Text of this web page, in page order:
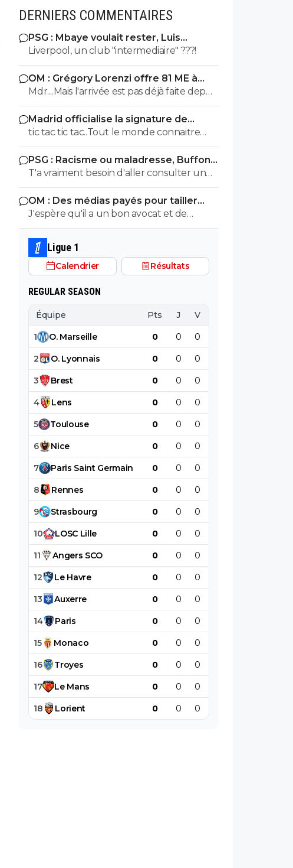
DERNIERS COMMENTAIRES
PSG : Mbaye voulait rester, Luis
Enrique l'a convaincu
Liverpool, un club "intermediaire" ???!
OM : Grégory Lorenzi offre 81 ME à
Frank McCourt
Mdr....Mais l'arrivée est pas déjà faite depuis
10 ans ? Et 1 milliard paraît un peu
saugrenu comme hypothèse ! En
attendant prenez Marcin Bulka ! 😂 ohhh
un ancien parisien !! 🤣
Madrid officialise la signature de
Diomande, le plus gros transfert de
tic tac tic tac..Tout le monde connaitre
bientot ton nom prénom et adresse !! tu
avais été prévenu... tu continue à faire ton
mariolle ! faudra pas que tu viennes
chialer comme la dernière fois gros
bouffon et assumer pour une fois dans ta
vie petit provocateur
PSG : Racisme ou maladresse, Buffon
écarte Suzuki
T'a vraiment besoin d'aller consulter un
professionnel de santé...tu vois des fachos
partout toi gros malade mdr
OM : Des médias payés pour tailler
l’OL, McCourt accusé
J'espère qu'il a un bon avocat et de
bonnes preuves parce qu'il va vite
exploser en vol avec ses différentes
révélations
Ligue 1
Calendrier Résultats
REGULAR SEASON
Équipe Pts J V
1 O. Marseille 0 0 0
2 O. Lyonnais 0 0 0
3 Brest 0 0 0
4 Lens 0 0 0
5 Toulouse 0 0 0
6 Nice 0 0 0
7 Paris Saint Germain 0 0 0
8 Rennes 0 0 0
9 Strasbourg 0 0 0
10 LOSC Lille 0 0 0
11 Angers SCO 0 0 0
12 Le Havre 0 0 0
13 Auxerre 0 0 0
14 Paris 0 0 0
15 Monaco 0 0 0
16 Troyes 0 0 0
17 Le Mans 0 0 0
18 Lorient 0 0 0